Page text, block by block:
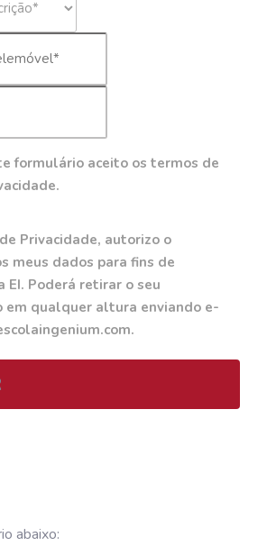
formulário aceito os termos de
Privacidade, autorizo o
meus dados para fins de
EI. Poderá retirar o seu
em qualquer altura enviando e-
abaixo: